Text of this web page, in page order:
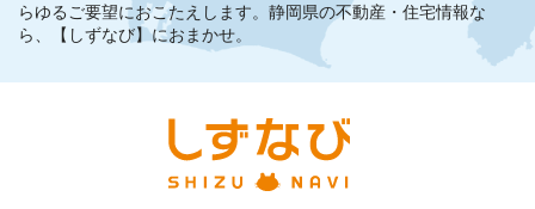
らゆるご要望におこたえします。 静岡県の不動産・住宅情報な
ら、【しずなび】におまかせ。